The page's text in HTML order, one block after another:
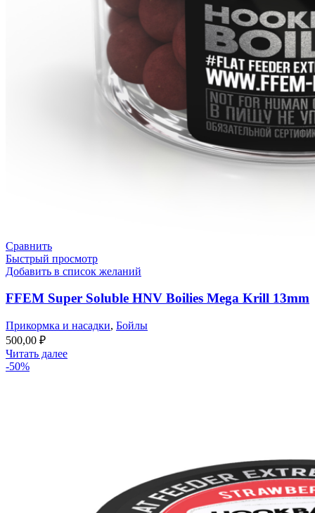
Сравнить
Быстрый просмотр
Добавить в список желаний
FFEM Super Soluble HNV Boilies Mega Krill 13mm
Прикормка и насадки, Бойлы
500,00 ₽
Читать далее
-50%